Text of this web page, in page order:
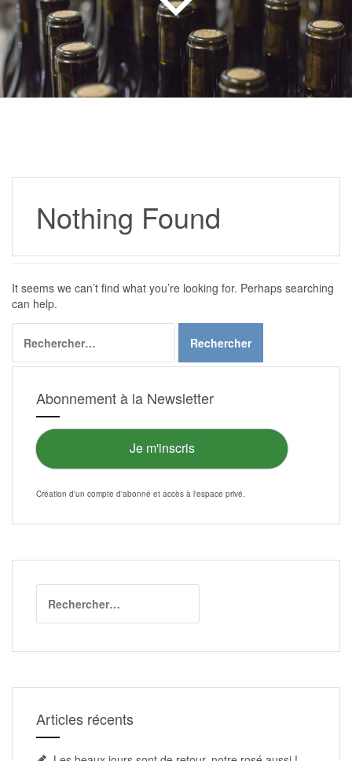
Nothing Found
It seems we can’t find what you’re looking for. Perhaps searching
can help.
Abonnement à la Newsletter
Je m'inscris
Création d'un compte d'abonné et accès à l'espace privé.
Articles récents